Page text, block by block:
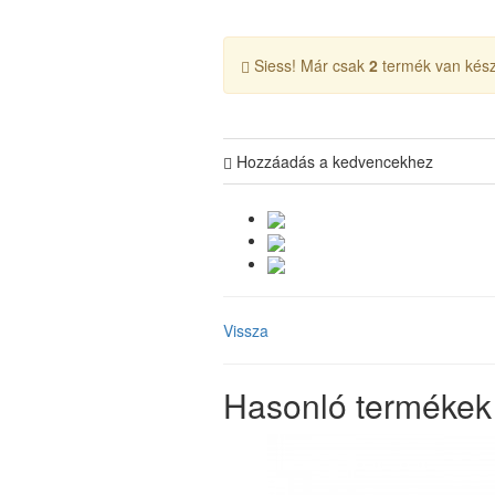
Siess! Már csak 2 termék van
Hozzáadás a kedvencekhez
Vissza
Hasonló termékek